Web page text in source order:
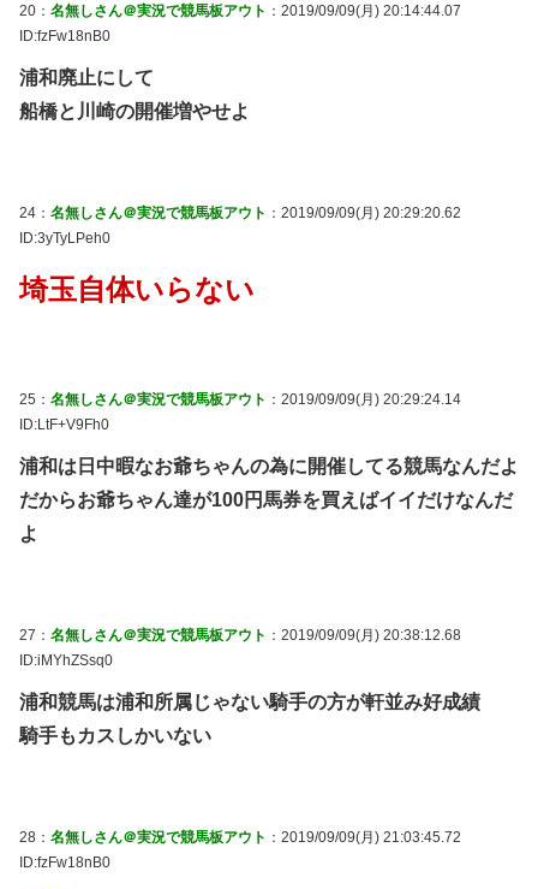
20： 名無しさん＠実況で競馬板アウト ：2019/09/09(月) 20:14:44.07
ID:fzFw18nB0
浦和廃止にして
船橋と川崎の開催増やせよ
24： 名無しさん＠実況で競馬板アウト ：2019/09/09(月) 20:29:20.62
ID:3yTyLPeh0
埼玉自体いらない
25： 名無しさん＠実況で競馬板アウト ：2019/09/09(月) 20:29:24.14
ID:LtF+V9Fh0
浦和は日中暇なお爺ちゃんの為に開催してる競馬なんだよ
だからお爺ちゃん達が100円馬券を買えばイイだけなんだ
よ
27： 名無しさん＠実況で競馬板アウト ：2019/09/09(月) 20:38:12.68
ID:iMYhZSsq0
浦和競馬は浦和所属じゃない騎手の方が軒並み好成績
騎手もカスしかいない
28： 名無しさん＠実況で競馬板アウト ：2019/09/09(月) 21:03:45.72
ID:fzFw18nB0